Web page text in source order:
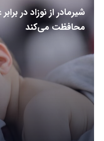
شیرمادر از نوزاد در
محافظت می‌کند